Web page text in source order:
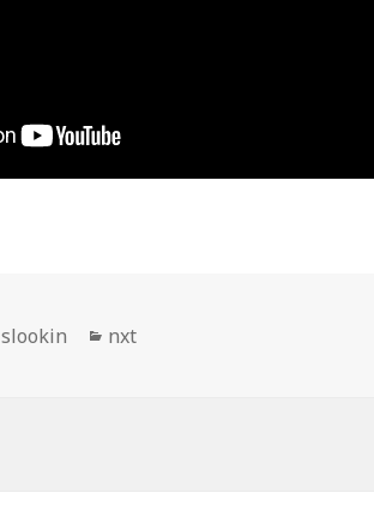
Автор
slookin Рубрики
nxt